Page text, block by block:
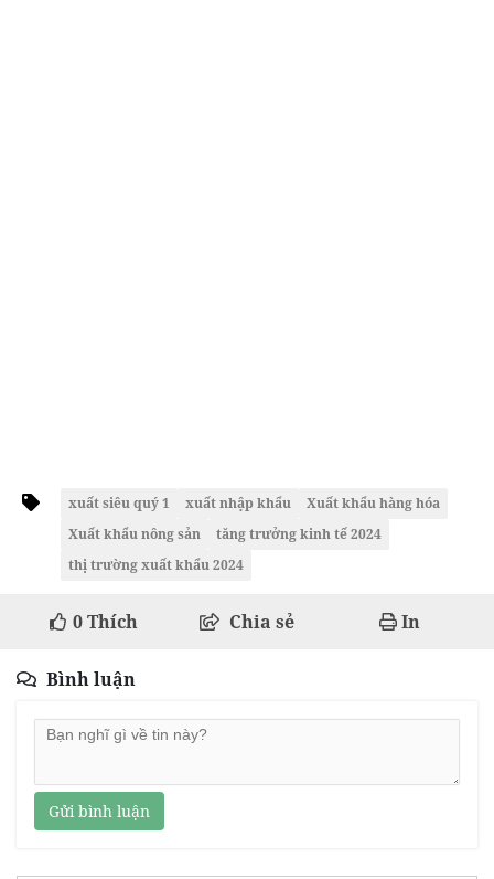
xuất siêu quý 1 xuất nhập khẩu
Xuất khẩu hàng hóa
Xuất khẩu nông sản
tăng trưởng kinh tế 2024
thị trường xuất khẩu 2024
0Thích Chia sẻ In
Bình luận
Gửi bình luận